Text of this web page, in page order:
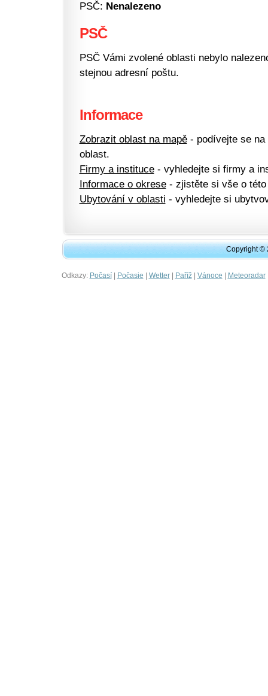
PSČ: Nenalezeno
PSČ
PSČ Vámi zvolené oblasti nebylo
stejnou adresní poštu.
Informace
Zobrazit oblast na mapě- podívejte se na
oblast.
Firmy a instituce- vyhledejte si firmy a
Informace o okrese- zjistěte si vše o této
Ubytování v oblasti - vyhledejte si
Copyright ©
Odkazy: Počasí| Počasie | Wetter| Paříž| Vánoce | Meteoradar